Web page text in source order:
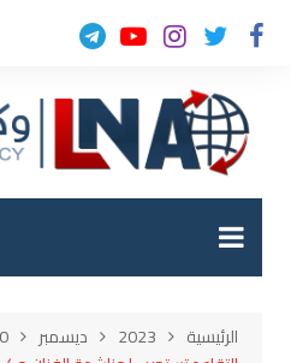
التجاوز
الرئيسية 2023 ديسمبر